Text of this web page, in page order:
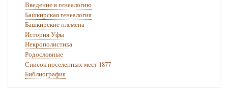
Введение в генеалогию
Башкирская генеалогия
Башкирские племена
История Уфы
Некрополистика
Родословные
Список поселенных мест 1877
Библиография